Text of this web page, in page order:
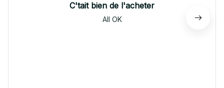
C'tait bien de l'acheter
All OK